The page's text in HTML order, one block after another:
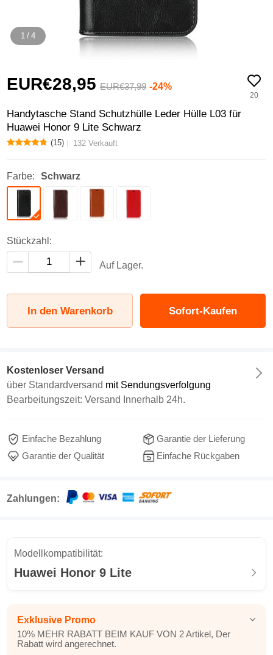
1 / 4
EUR€28,95 EUR€37,99 -24%
20
Handytasche Stand Schutzhülle Leder Hülle L03 für
Huawei Honor 9 Lite Schwarz
(15) 132 Verkauft
Farbe: Schwarz
Stückzahl:
Auf Lager.
In den Warenkorb Sofort-Kaufen
Kostenloser Versand
über Standardversand mit Sendungsverfolgung
Bearbeitungszeit: Versand Innerhalb 24h.
Einfache Bezahlung
Garantie der Lieferung
Garantie der Qualität
Einfache Rückgaben
Zahlungen:
Modellkompatibilität:
Huawei Honor 9 Lite
Exklusive Promo
10% MEHR RABATT BEIM KAUF VON 2 Artikel, Der
Rabatt wird angerechnet.